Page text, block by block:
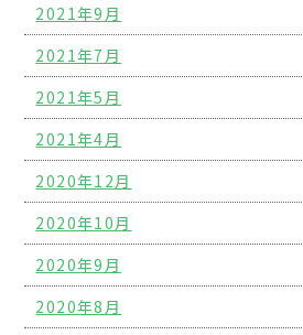
2021年9月
2021年7月
2021年5月
2021年4月
2020年12月
2020年10月
2020年9月
2020年8月